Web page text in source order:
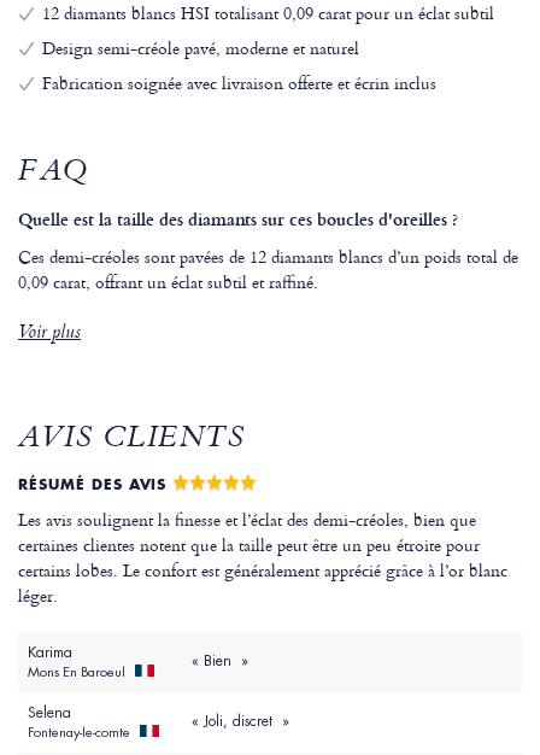
12 diamants blancs HSI totalisant 0,09 carat pour un éclat subtil
Design semi-créole pavé, moderne et naturel
Fabrication soignée avec livraison offerte et écrin inclus
FAQ
Quelle est la taille des diamants sur ces boucles d'oreilles ?
Ces demi-créoles sont pavées de 12 diamants blancs d’un poids total de
0,09 carat, offrant un éclat subtil et raffiné.
Voir plus
AVIS CLIENTS
RÉSUMÉ DES AVIS
Les avis soulignent la finesse et l’éclat des demi-créoles, bien que
certaines clientes notent que la taille peut être un peu étroite pour
certains lobes. Le confort est généralement apprécié grâce à l’or blanc
léger.
Karima
Mons En Baroeul
« Bien »
Selena
Fontenay-le-comte
« Joli, discret »